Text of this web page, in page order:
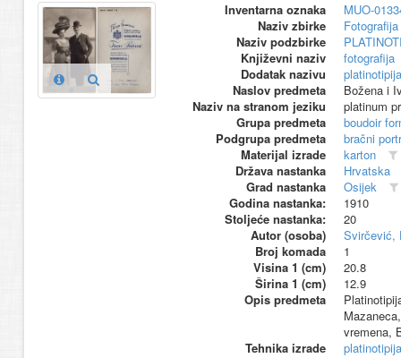
Inventarna oznaka
MUO-
Naziv zbirke
Naziv podzbirke
Književni naziv
fotografija
Dodatak nazivu
platinotipija
Naslov predmeta
Božena i
Naziv na stranom jeziku
platinum
Grupa predmeta
boudoir
Podgrupa predmeta
bračni
Materijal izrade
karton
Država nastanka
Hrvatska
Grad nastanka
Osijek
Godina nastanka:
1910
Stoljeće nastanka:
20
Autor (osoba)
Svirčević,
Broj komada
1
Visina 1 (cm)
20.8
Širina 1 (cm)
12.9
Opis predmeta
vremena,
Tehnika izrade
platinotipija